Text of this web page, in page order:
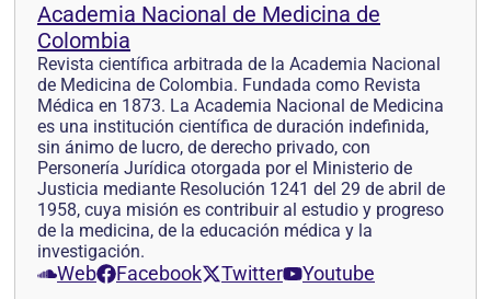
Academia Nacional de Medicina de
Colombia
Revista científica arbitrada de la Academia Nacional
de Medicina de Colombia. Fundada como Revista
Médica en 1873. La Academia Nacional de Medicina
es una institución científica de duración indefinida,
sin ánimo de lucro, de derecho privado, con
Personería Jurídica otorgada por el Ministerio de
Justicia mediante Resolución 1241 del 29 de abril de
1958, cuya misión es contribuir al estudio y progreso
de la medicina, de la educación médica y la
investigación.
Web Facebook Twitter Youtube